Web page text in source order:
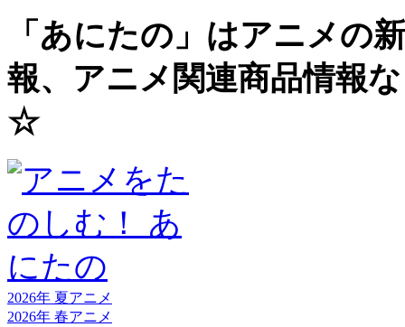
「あにたの」はアニメの
報、アニメ関連商品情報
☆
2026年 夏アニメ
2026年 春アニメ